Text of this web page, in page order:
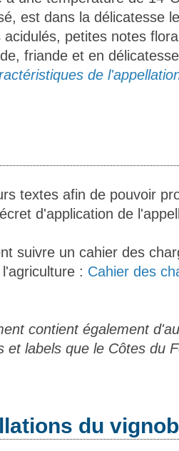
est dans la délicatesse
petites notes
friande et en
de
textes afin de pouvoir
d'application de
suivre un cahier des
: Cahier des
contient également
et labels que le Côtes du
du